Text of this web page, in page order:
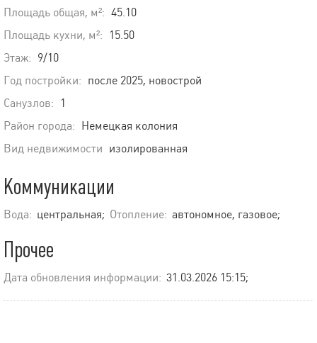
Площадь общая, м²: 45.10
Площадь кухни, м²:
15.50
Этаж: 9/10
Год постройки: после 2025, новострой
Санузлов:
1
Район города: Немецкая колония
Вид недвижимости изолированная
Коммуникации
Вода: центральная; Отопление: автономное, газовое;
Прочее
Дата обновления информации: 31.03.2026 15:15;